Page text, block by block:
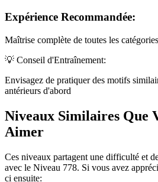
Expérience Recommandée:
Maîtrise complète de toutes les
💡 Conseil d'Entraînement:
Envisagez de pratiquer des motifs
antérieurs d'abord
Niveaux Similaires Que
Aimer
Ces niveaux partagent une difficulté et
avec le Niveau 778. Si vous avez
ci ensuite: